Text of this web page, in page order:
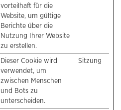
vorteilhaft für die
Website, um gültige
Berichte über die
Nutzung Ihrer Website
zu erstellen.
Dieser Cookie wird
verwendet, um
zwischen Menschen
und Bots zu
unterscheiden.
Sitzung